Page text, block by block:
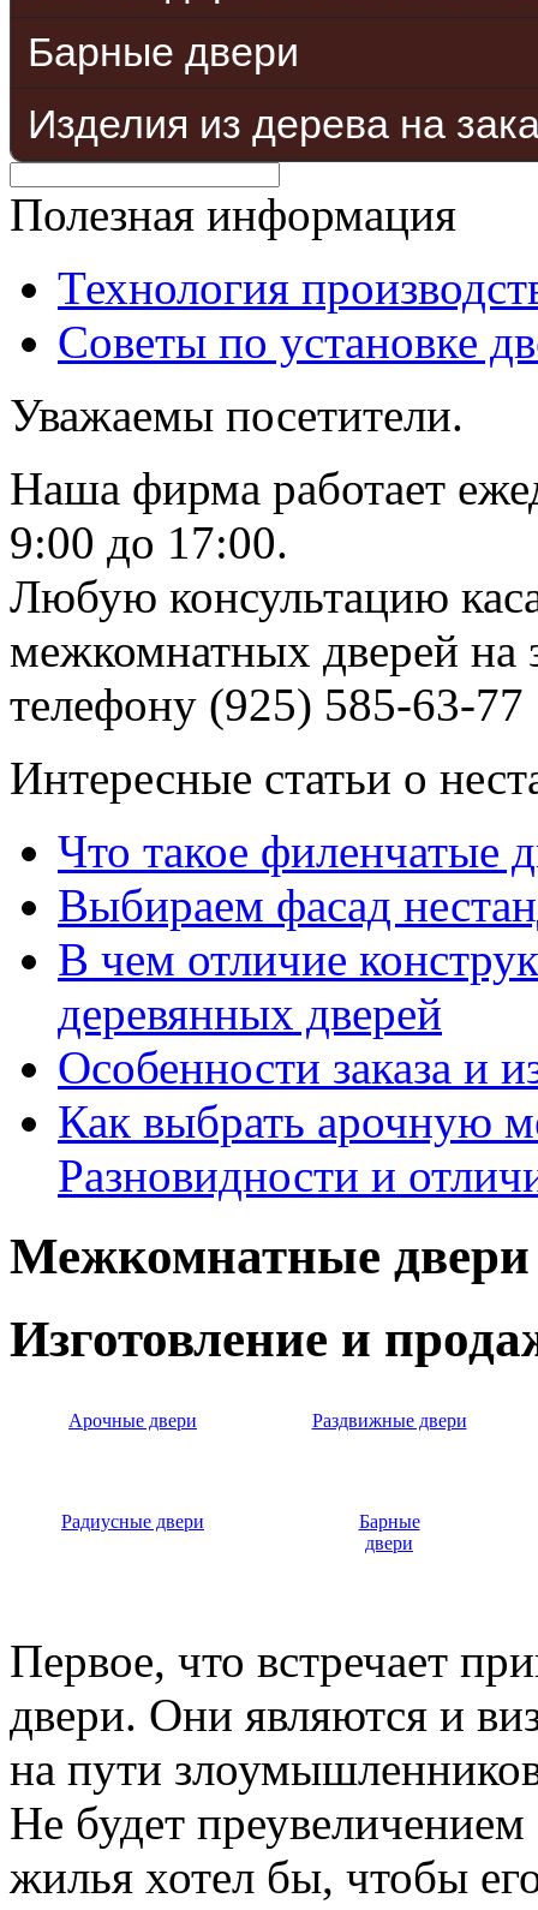
Барные двери
Изделия из дерева на
Полезная информация
Технология
Советы по установке
Уважаемы посетители.
Наша фирма работает
9:00 до 17:00.
Любую консультацию
межкомнатных дверей на
телефону (925) 585-63-77
Интересные статьи о
Что такое филенчатые
Выбираем фасад
В чем отличие
деревянных дверей
Особенности заказа и
Как выбрать арочную
Разновидности и
Межкомнатные двери
Изготовление и
Арочные двери Раздвижные двери
Радиусные двери
Барные
двери
Первое, что встречает
двери. Они являются и
на пути
Не будет
жилья хотел бы, чтобы